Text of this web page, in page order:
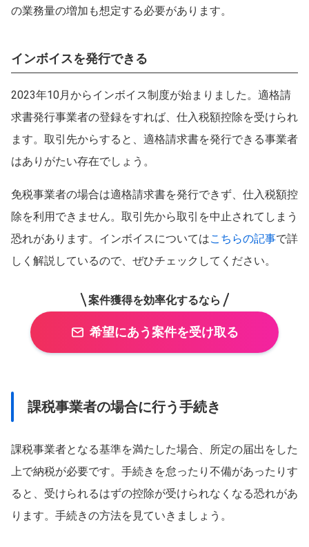
の業務量の増加も想定する必要があります。
インボイスを発行できる
2023年10月からインボイス制度が始まりました。適格請
求書発行事業者の登録をすれば、仕入税額控除を受けられ
ます。取引先からすると、適格請求書を発行できる事業者
はありがたい存在でしょう。
免税事業者の場合は適格請求書を発行できず、仕入税額控
除を利用できません。取引先から取引を中止されてしまう
恐れがあります。インボイスについてはこちらの記事で詳
しく解説しているので、ぜひチェックしてください。
案件獲得を効率化するなら
希望にあう案件を受け取る
課税事業者の場合に行う手続き
課税事業者となる基準を満たした場合、所定の届出をした
上で納税が必要です。手続きを怠ったり不備があったりす
ると、受けられるはずの控除が受けられなくなる恐れがあ
ります。手続きの方法を見ていきましょう。